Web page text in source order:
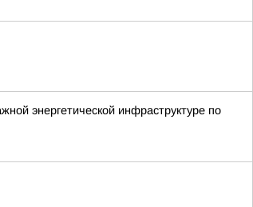
энергетической инфраструктуре по